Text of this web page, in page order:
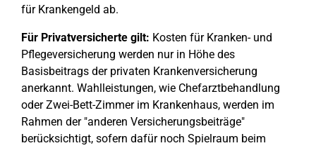
für Krankengeld ab.
Für Privatversicherte gilt: Kosten für Kranken- und
Pflegeversicherung werden nur in Höhe des
Basisbeitrags der privaten Krankenversicherung
anerkannt. Wahlleistungen, wie Chefarztbehandlung
oder Zwei-Bett-Zimmer im Krankenhaus, werden im
Rahmen der "anderen Versicherungsbeiträge"
berücksichtigt, sofern dafür noch Spielraum beim